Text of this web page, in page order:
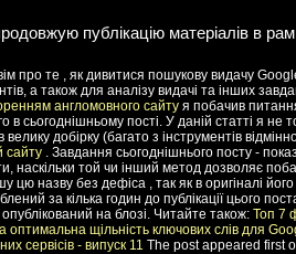
публікацію матеріалів в
про те , як дивитися пошукову видачу
а також для аналізу видачі та інших
англомовного сайту я побачив
в сьогоднішньому пості. У даній статті я
велику добірку (багато з інструментів
сайту . Завдання сьогоднішнього посту -
наскільки той чи інший метод дозволяє
цю назву без дефіса , так як в оригіналі
за кілька годин до публікації цього
на блозі. Читайте також: Топ 7
оптимальна щільність ключових слів для
сервісів - випуск 11 The post appeared first